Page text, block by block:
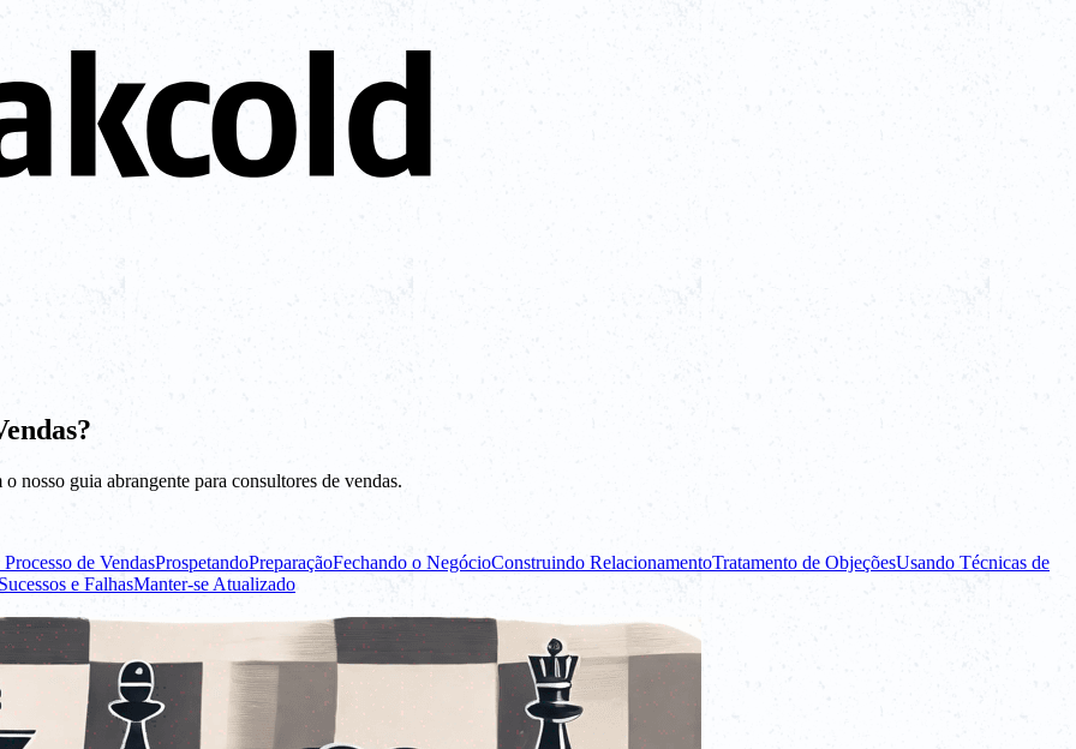
nosso guia abrangente para consultores de vendas.
de VendasProspetandoPreparaçãoFechando o NegócioConstruindo RelacionamentoTratamento de ObjeçõesUsando Técnicas de
e FalhasManter-se Atualizado